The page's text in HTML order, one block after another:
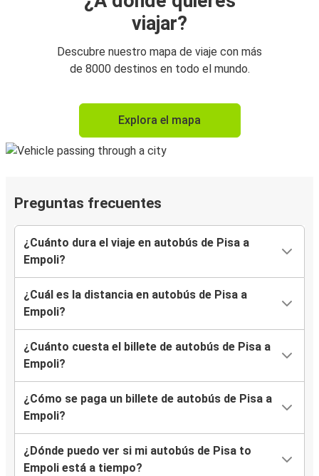
viajar?
Descubre nuestro mapa de viaje con más
de 8000 destinos en todo el mundo.
Explora el mapa
Preguntas frecuentes
¿Cuánto dura el viaje en autobús de Pisa a
Empoli?
¿Cuál es la distancia en autobús de Pisa a
Empoli?
¿Cuánto cuesta el billete de autobús de Pisa a
Empoli?
¿Cómo se paga un billete de autobús de Pisa a
Empoli?
¿Dónde puedo ver si mi autobús de Pisa to
Empoli está a tiempo?